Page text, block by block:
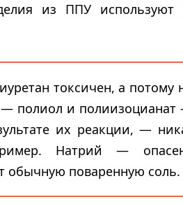
из ППУ используют
токсичен, а
полиол и
их реакции, —
Натрий —
обычную поваренную соль.